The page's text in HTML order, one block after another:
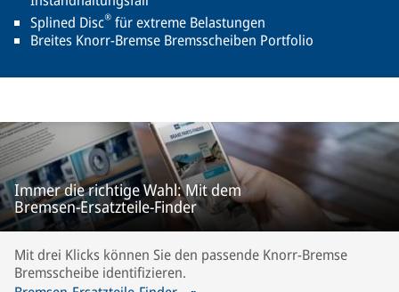
Splined Disc® für extreme Belastungen
Breites Knorr-Bremse Bremsscheiben Portfolio
Immer die richtige Wahl: Mit dem
Bremsen-Ersatzteile-Finder
Mit drei Klicks können Sie den passende Knorr-Bremse
Bremsscheibe identifizieren.